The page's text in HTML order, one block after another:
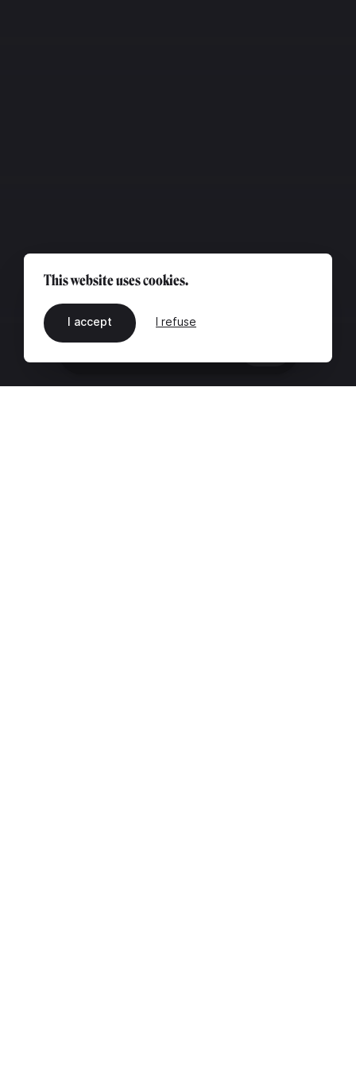
This website uses cookies.
I accept I refuse